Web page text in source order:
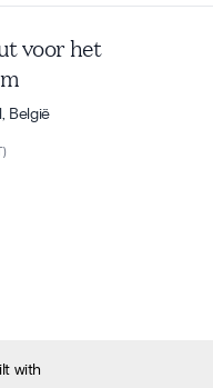
voor het
België
with